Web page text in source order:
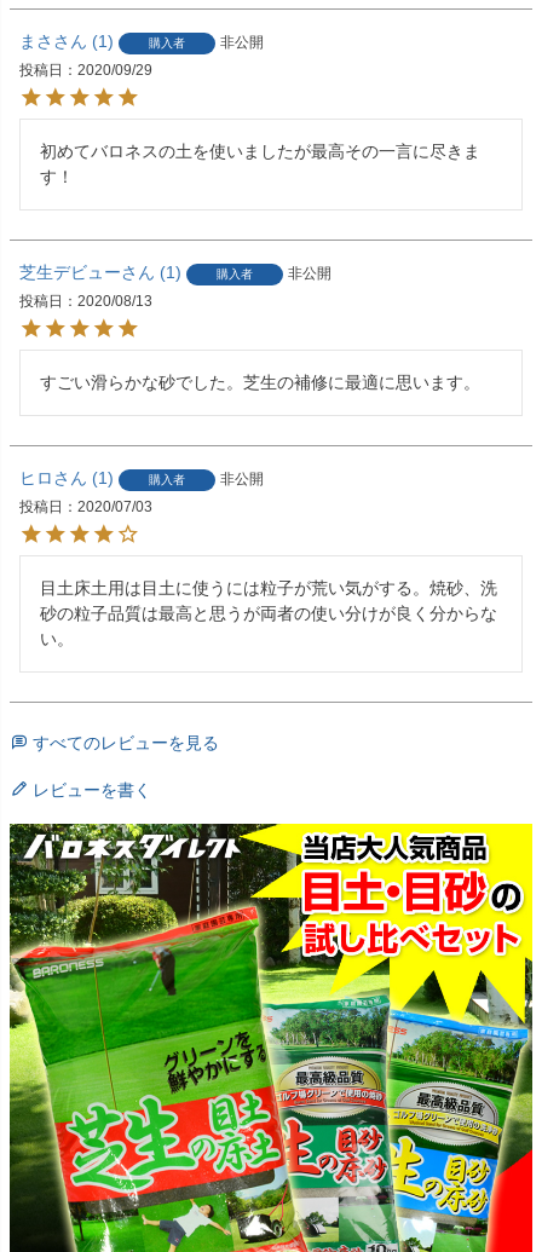
まさ 1 購入者
非公開
投稿日
2020/09/29
初めてバロネスの土を使いましたが最高その一言に尽きま
す！
芝生デビュー 1 購入者
非公開
投稿日
2020/08/13
すごい滑らかな砂でした。芝生の補修に最適に思います。
ヒロ 1 購入者
非公開
投稿日
2020/07/03
目土床土用は目土に使うには粒子が荒い気がする。焼砂、洗
砂の粒子品質は最高と思うが両者の使い分けが良く分からな
い。
すべてのレビューを見る
レビューを書く